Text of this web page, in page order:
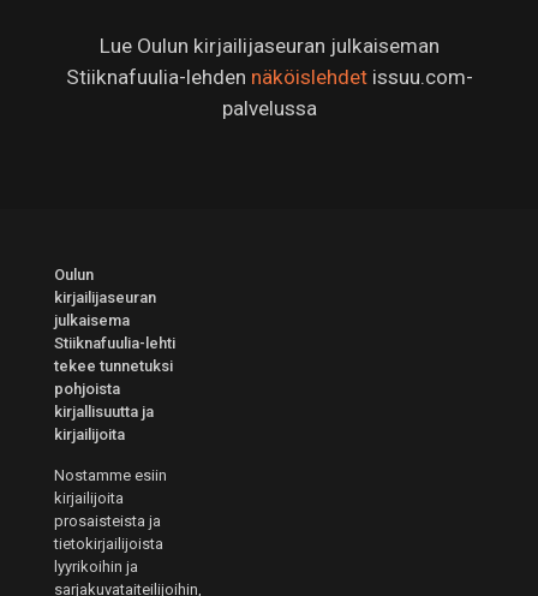
Lue Oulun kirjailijaseuran julkaiseman
Stiiknafuulia-lehden näköislehdetissuu.com-
palvelussa
Oulun
kirjailijaseuran
julkaisema
Stiiknafuulia-lehti
tekee tunnetuksi
pohjoista
kirjallisuutta ja
kirjailijoita
Nostamme esiin
kirjailijoita
prosaisteista ja
tietokirjailijoista
lyyrikoihin ja
sarjakuvataiteilijoihin,